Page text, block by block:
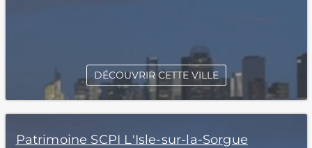
DÉCOUVRIR CETTE VILLE
Patrimoine SCPI L'Isle-sur-la-Sorgue